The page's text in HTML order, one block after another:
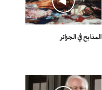
المذابح في الجزائر